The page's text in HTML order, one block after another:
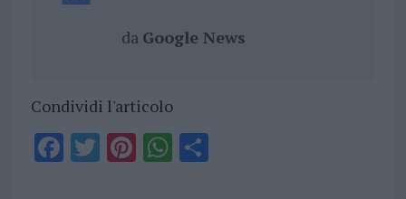
da Google News
Condividi l'articolo
F T PiWS